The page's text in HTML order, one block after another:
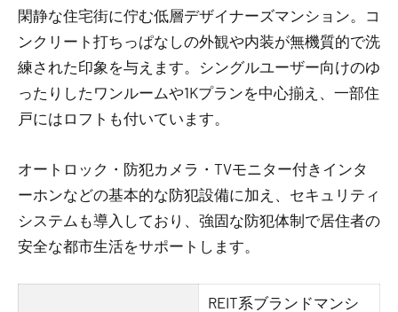
閑静な住宅街に佇む低層デザイナーズマンション。コ
ンクリート打ちっぱなしの外観や内装が無機質的で洗
練された印象を与えます。シングルユーザー向けのゆ
ったりしたワンルームや1Kプランを中心揃え、一部住
戸にはロフトも付いています。
オートロック・防犯カメラ・TVモニター付きインタ
ーホンなどの基本的な防犯設備に加え、セキュリティ
システムも導入しており、強固な防犯体制で居住者の
安全な都市生活をサポートします。
REIT系ブランドマンシ